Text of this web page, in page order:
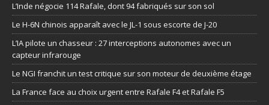
L’Inde négocie 114 Rafale, dont 94 fabriqués sur son sol
Le H-6N chinois apparaît avec le JL-1 sous escorte de J-20
L’IA pilote un chasseur : 27 interceptions autonomes avec un
capteur infrarouge
Le NGI franchit un test critique sur son moteur de deuxième étage
La France face au choix urgent entre Rafale F4 et Rafale F5